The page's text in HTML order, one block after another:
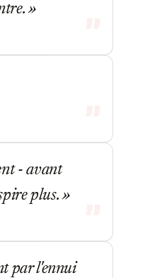
- avant
plus.
par l'ennui